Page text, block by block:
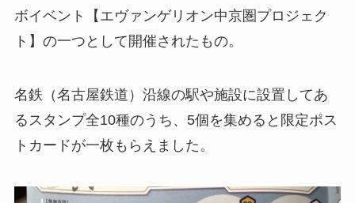
ボイベント【エヴァンゲリオン中京圏プロジェク
ト】の一つとして開催されたもの。
名鉄（名古屋鉄道）沿線の駅や施設に設置してあ
るスタンプ全10種のうち、5個を集めると限定ポス
トカードが一枚もらえました。